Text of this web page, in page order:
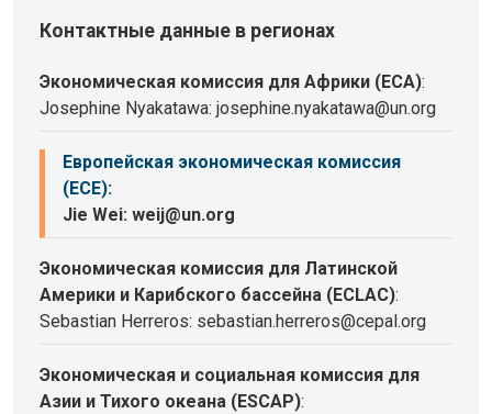
Контактные данные в регионах
Экономическая комиссия для Африки (ECA):
Josephine Nyakatawa: josephine.nyakatawa@un.org
Европейская экономическая комиссия
(ECE):
Jie Wei: weij@un.org
Экономическая комиссия для Латинской
Америки и Карибского бассейна (ECLAC):
Sebastian Herreros: sebastian.herreros@cepal.org
Экономическая и социальная комиссия для
Азии и Тихого океана (ESCAP):